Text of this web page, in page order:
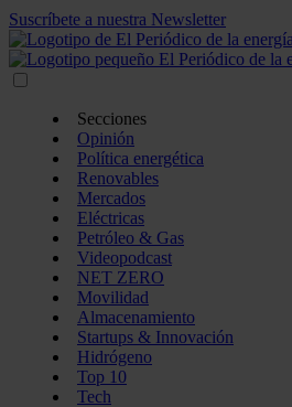
Suscríbete a nuestra Newsletter
Secciones
Opinión
Política energética
Renovables
Mercados
Eléctricas
Petróleo & Gas
Videopodcast
NET ZERO
Movilidad
Almacenamiento
Startups & Innovación
Hidrógeno
Top 10
Tech